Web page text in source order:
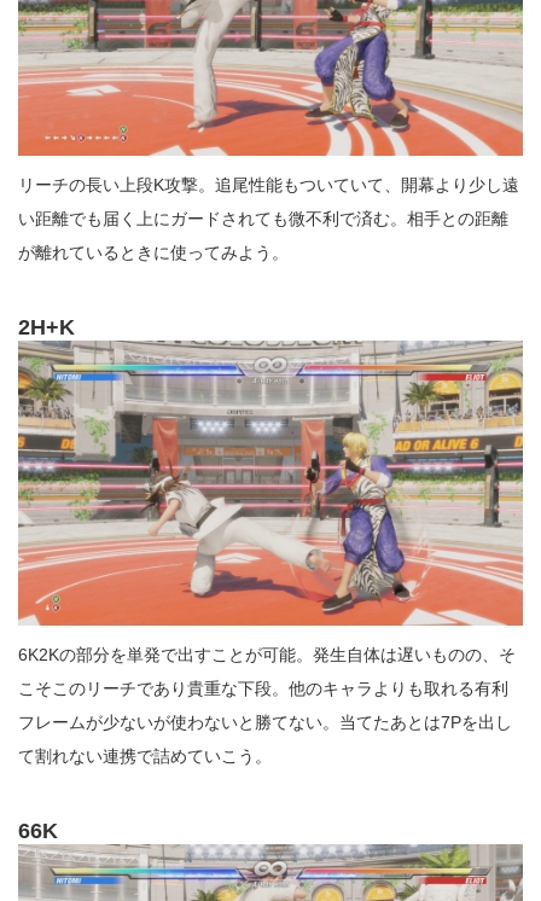
リーチの長い上段K攻撃。追尾性能もついていて、開幕より少し遠
い距離でも届く上にガードされても微不利で済む。相手との距離
が離れているときに使ってみよう。
2H+K
6K2Kの部分を単発で出すことが可能。発生自体は遅いものの、そ
こそこのリーチであり貴重な下段。他のキャラよりも取れる有利
フレームが少ないが使わないと勝てない。当てたあとは7Pを出し
て割れない連携で詰めていこう。
66K